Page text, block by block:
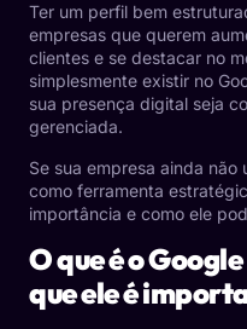
Ter um perfil bem
empresas que querem
clientes e se destacar no
simplesmente existir no
sua presença digital seja
gerenciada.
Se sua empresa ainda
como ferramenta
importância e como ele
O que é o
que ele é